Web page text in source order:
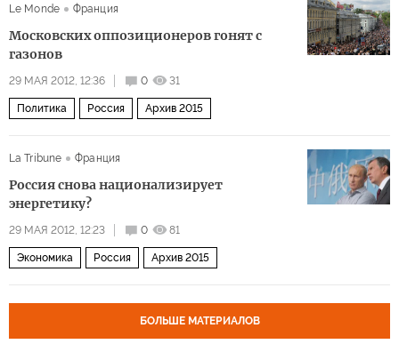
Le Monde Франция
Московских оппозиционеров гонят с
газонов
29 МАЯ 2012, 12:36 0 31
Политика Россия Архив 2015
La Tribune Франция
Россия снова национализирует
энергетику?
29 МАЯ 2012, 12:23 0 81
Экономика Россия Архив 2015
БОЛЬШЕ МАТЕРИАЛОВ